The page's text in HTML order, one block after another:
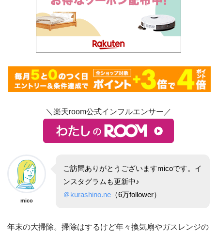
＼楽天room公式インフルエンサー／
mico
ご訪問ありがとうございますmicoです。イ
ンスタグラムも更新中♪
＠kurashino.ne （6万follower）
年末の大掃除。掃除はするけど年々換気扇やガスレンジの